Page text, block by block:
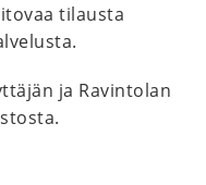
tilausta
ja Ravintolan